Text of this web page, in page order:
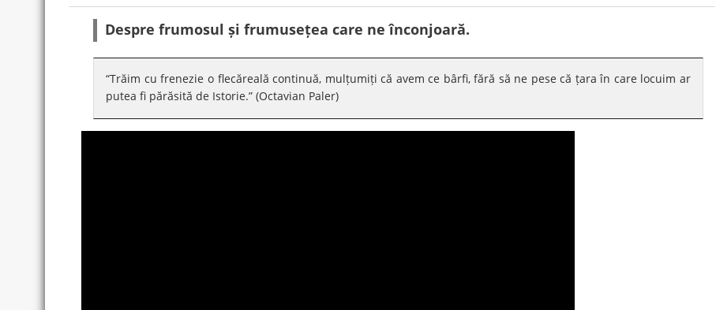
Despre frumosul și frumusețea care ne înconjoară.
“Trăim cu frenezie o flecăreală continuă, mulțumiți că avem ce bârfi, fără să ne pese că țara în care locuim ar
putea fi părăsită de Istorie.” (Octavian Paler)